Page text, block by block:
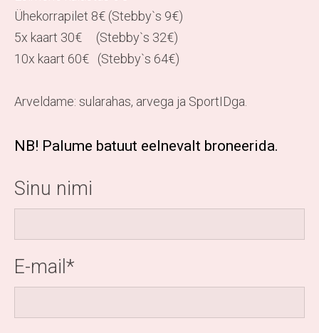
Ühekorrapilet 8€ (Stebby`s 9€)
5x kaart 30€ (Stebby`s 32€)
10x kaart 60€ (Stebby`s 64€)
Arveldame: sularahas, arvega ja SportIDga.
NB! Palume batuut eelnevalt broneerida.
Sinu nimi
E-mail